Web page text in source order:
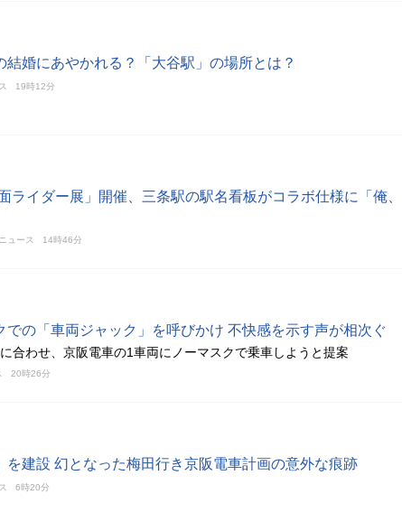
結婚にあやかれる？「大谷駅」の場所とは？
19時12分
ライダー展」開催、三条駅の駅名看板がコラボ仕様に「俺、
ュース 14時46分
での「車両ジャック」を呼びかけ 不快感を示す声が相次ぐ
合わせ、京阪電車の1車両にノーマスクで乗車しようと提案
20時26分
を建設 幻となった梅田行き京阪電車計画の意外な痕跡
6時20分